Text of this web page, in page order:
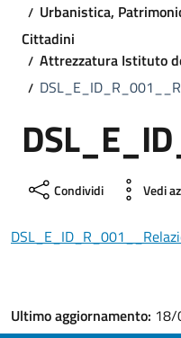
Urbanistica,
Cittadini
Attrezzatura Istituto
Condividi Vedi
Ultimo aggiornamento: 18/